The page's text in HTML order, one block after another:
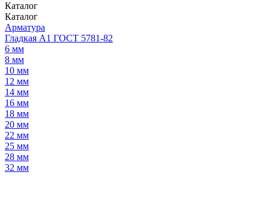
Каталог
Каталог
Арматура
Гладкая А1 ГОСТ 5781-82
6 мм
8 мм
10 мм
12 мм
14 мм
16 мм
18 мм
20 мм
22 мм
25 мм
28 мм
32 мм